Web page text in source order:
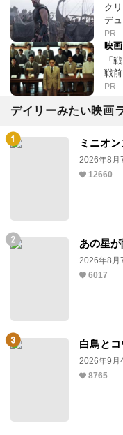
ク
デ
PR
映
「
戦
PR
デイリーみたい映画
ミニオ
2026年8月
12660
あの星が
2026年8月
6017
白鳥とコ
2026年9月
8765